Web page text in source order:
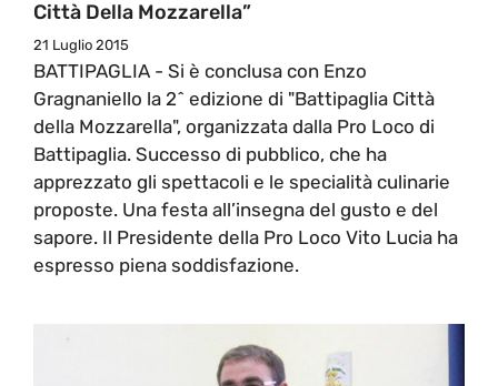
Città Della Mozzarella”
21 Luglio 2015
BATTIPAGLIA - Si è conclusa con Enzo
Gragnaniello la 2^ edizione di "Battipaglia Città
della Mozzarella", organizzata dalla Pro Loco di
Battipaglia. Successo di pubblico, che ha
apprezzato gli spettacoli e le specialità culinarie
proposte. Una festa all’insegna del gusto e del
sapore. Il Presidente della Pro Loco Vito Lucia ha
espresso piena soddisfazione.